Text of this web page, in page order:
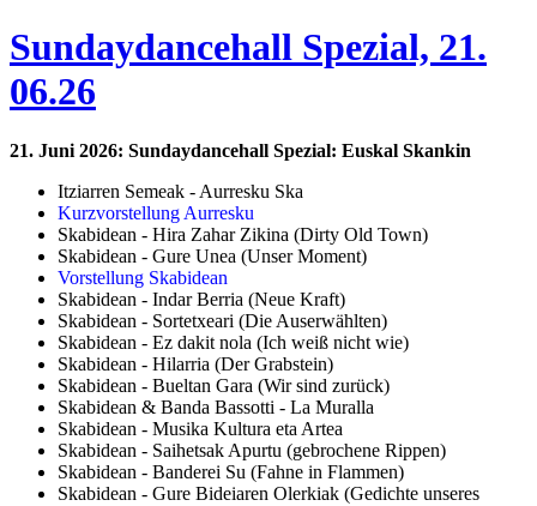
Sundaydancehall Spezial, 21.
06.26
21. Juni 2026: Sundaydancehall Spezial: Euskal Skankin
Itziarren Semeak - Aurresku Ska
Kurzvorstellung Aurresku
Skabidean - Hira Zahar Zikina (Dirty Old Town)
Skabidean - Gure Unea (Unser Moment)
Vorstellung Skabidean
Skabidean - Indar Berria (Neue Kraft)
Skabidean - Sortetxeari (Die Auserwählten)
Skabidean - Ez dakit nola (Ich weiß nicht wie)
Skabidean - Hilarria (Der Grabstein)
Skabidean - Bueltan Gara (Wir sind zurück)
Skabidean & Banda Bassotti - La Muralla
Skabidean - Musika Kultura eta Artea
Skabidean - Saihetsak Apurtu (gebrochene Rippen)
Skabidean - Banderei Su (Fahne in Flammen)
Skabidean - Gure Bideiaren Olerkiak (Gedichte unseres